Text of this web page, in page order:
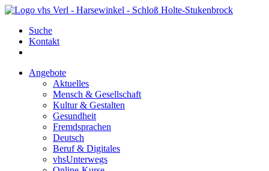
Suche
Kontakt
Angebote
Aktuelles
Mensch & Gesellschaft
Kultur & Gestalten
Gesundheit
Fremdsprachen
Deutsch
Beruf & Digitales
vhsUnterwegs